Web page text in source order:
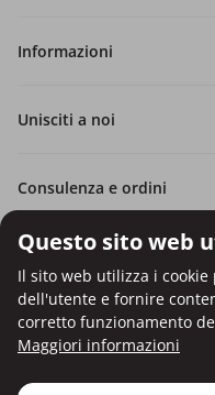
Questo sito web
Il sito web utilizza i
dell'utente e fornire
corretto funzionamento
Maggiori informazioni
Informazioni
Unisciti a noi
Consulenza e ordini
Pagamento con carta di credito.
Protezione dei dati personali